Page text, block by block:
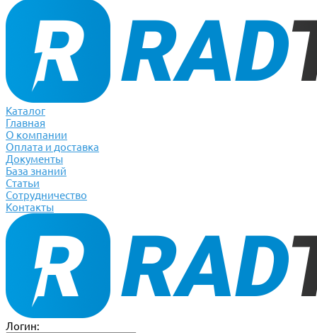
Каталог
Главная
О компании
Оплата и доставка
Документы
База знаний
Статьи
Сотрудничество
Контакты
Логин: